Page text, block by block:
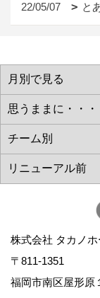
22/05/07 と
株式会社 タカノホ
〒811-1351
福岡市南区屋形